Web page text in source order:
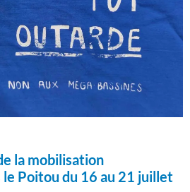
la mobilisation
Poitou du 16 au 21 juillet